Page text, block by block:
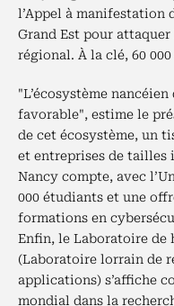
l’Appel à manifestation
Grand Est pour
régional. À la clé, 60
"L’écosystème
favorable", estime le
de cet écosystème, un
et entreprises de tailles
Nancy compte, avec
000 étudiants et une
formations en
Enfin, le Laboratoire de
(Laboratoire lorrain de
applications) s’affiche
mondial dans la